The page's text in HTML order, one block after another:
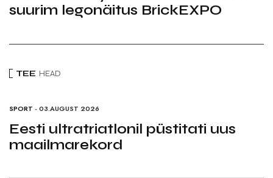
suurim legonäitus BrickEXPO
TEE HEAD
SPORT - 03.AUGUST 2026
Eesti ultratriatlonil püstitati uus
maailmarekord